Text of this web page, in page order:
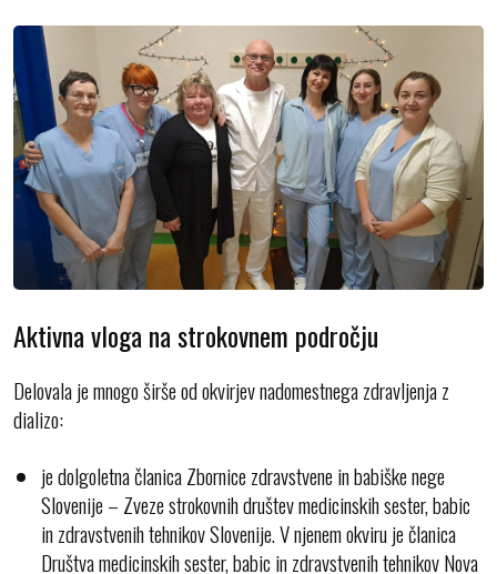
Aktivna vloga na strokovnem področju
Delovala je mnogo širše od okvirjev nadomestnega zdravljenja z
dializo:
je dolgoletna članica Zbornice zdravstvene in babiške nege
Slovenije – Zveze strokovnih društev medicinskih sester, babic
in zdravstvenih tehnikov Slovenije. V njenem okviru je članica
Društva medicinskih sester, babic in zdravstvenih tehnikov Nova